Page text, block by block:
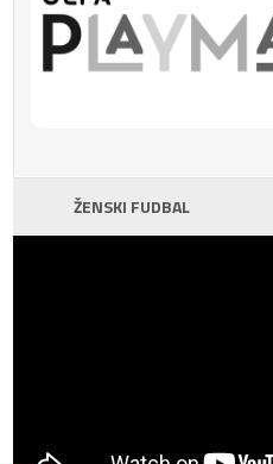
ŽENSKI FUDBAL